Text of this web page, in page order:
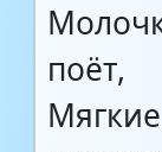
поёт,